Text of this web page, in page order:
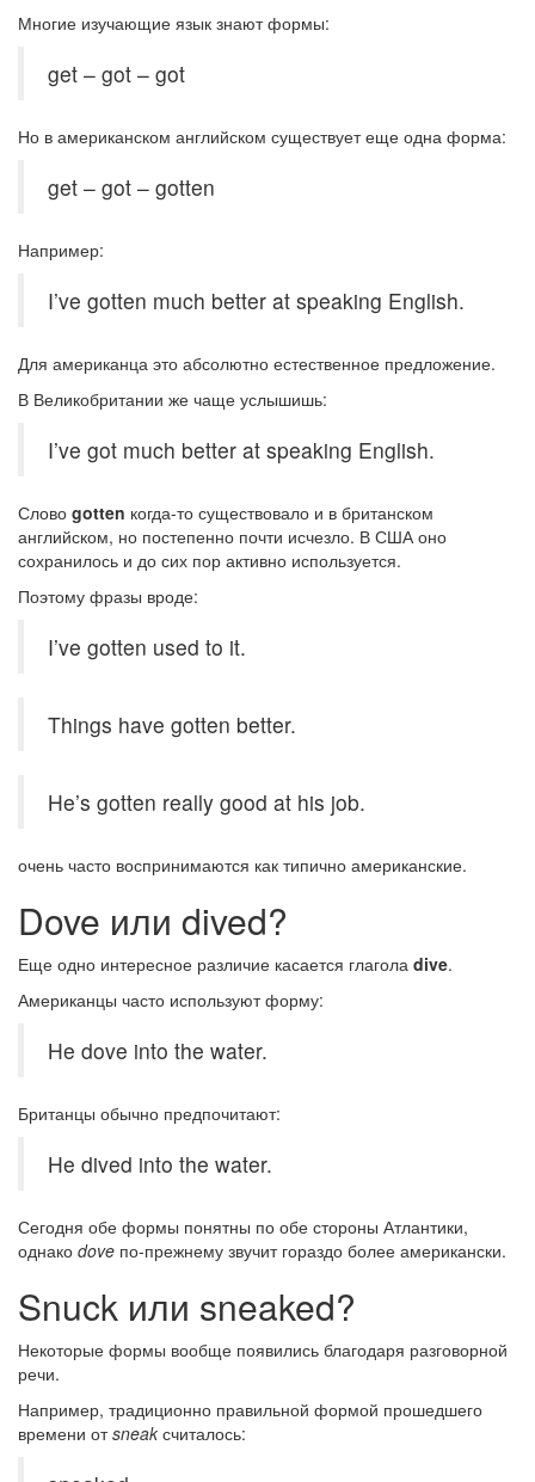
Многие изучающие язык знают формы:
get – got – got
Но в американском английском существует еще одна форма:
get – got – gotten
Например:
I’ve gotten much better at speaking English.
Для американца это абсолютно естественное предложение.
В Великобритании же чаще услышишь:
I’ve got much better at speaking English.
Слово gotten когда-то существовало и в британском
английском, но постепенно почти исчезло. В США оно
сохранилось и до сих пор активно используется.
Поэтому фразы вроде:
I’ve gotten used to it.
Things have gotten better.
He’s gotten really good at his job.
очень часто воспринимаются как типично американские.
Dove или dived?
Еще одно интересное различие касается глагола dive.
Американцы часто используют форму:
He dove into the water.
Британцы обычно предпочитают:
He dived into the water.
Сегодня обе формы понятны по обе стороны Атлантики,
однако dove по-прежнему звучит гораздо более американски.
Snuck или sneaked?
Некоторые формы вообще появились благодаря разговорной
речи.
Например, традиционно правильной формой прошедшего
времени отsneak считалось: